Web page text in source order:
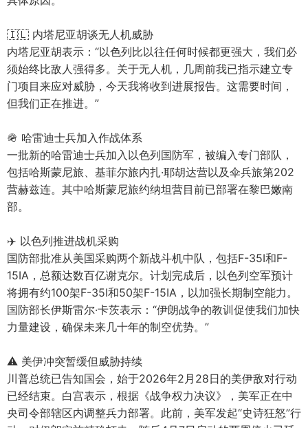
🇮🇱 内塔尼亚胡谈无人机威胁
内塔尼亚胡表示：“以色列比以往任何时候都更强大，我们必
须始终比敌人强得多。关于无人机，几周前我已指示建立专
门项目来应对威胁，今天我将收到进展报告。这需要时间，
但我们正在推进。”
🪖 哈雷迪士兵加入作战体系
一批新的哈雷迪士兵加入以色列国防军，被编入专门部队，
包括哈斯蒙尼旅、基菲尔旅内扎·耶胡达营以及伞兵旅第202
营赫兹连。其中哈斯蒙尼旅约纳坦营目前已部署在黎巴嫩南
部。
✈️ 以色列推进战机采购
国防部批准从美国采购两个新战斗机中队，包括F-35I和F-
15IA，总额达数百亿谢克尔。计划完成后，以色列空军预计
将拥有约100架F-35I和50架F-15IA，以加强长期制空能力。
国防部长伊斯雷尔·卡茨表示：“伊朗战争的教训促使我们加快
力量建设，确保未来几十年的制空优势。”
⚠️ 美伊冲突暂缓但威胁持续
川普总统已告知国会，始于2026年2月28日的美伊敌对行动
已经结束。白宫表示，根据《战争权力决议》，美军正在中
央司令部辖区内调整兵力部署。此前，美军发起“史诗狂怒”行